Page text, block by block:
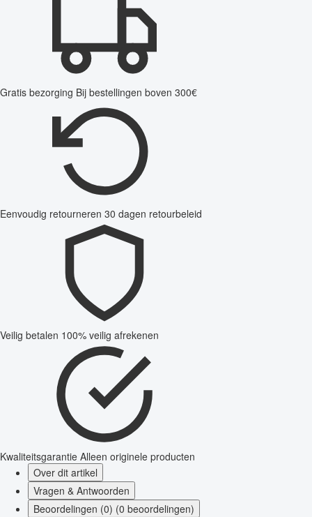
Gratis bezorging Bij bestellingen boven 300€
Eenvoudig retourneren 30 dagen retourbeleid
Veilig betalen 100% veilig afrekenen
Kwaliteitsgarantie Alleen originele producten
Over dit artikel
Vragen & Antwoorden
Beoordelingen (0) (0 beoordelingen)